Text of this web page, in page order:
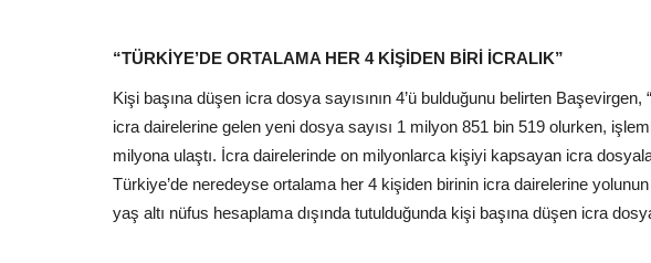
“TÜRKİYE’DE ORTALAMA HER 4 KİŞİDEN BİRİ İCRALIK”
Kişi başına düşen icra dosya sayısının 4’ü bulduğunu belirten
icra dairelerine gelen yeni dosya sayısı 1 milyon 851 bin 519 olurken,
milyona ulaştı. İcra dairelerinde on milyonlarca kişiyi kapsayan icra
Türkiye’de neredeyse ortalama her 4 kişiden birinin icra dairelerine
yaş altı nüfus hesaplama dışında tutulduğunda kişi başına düşen icra